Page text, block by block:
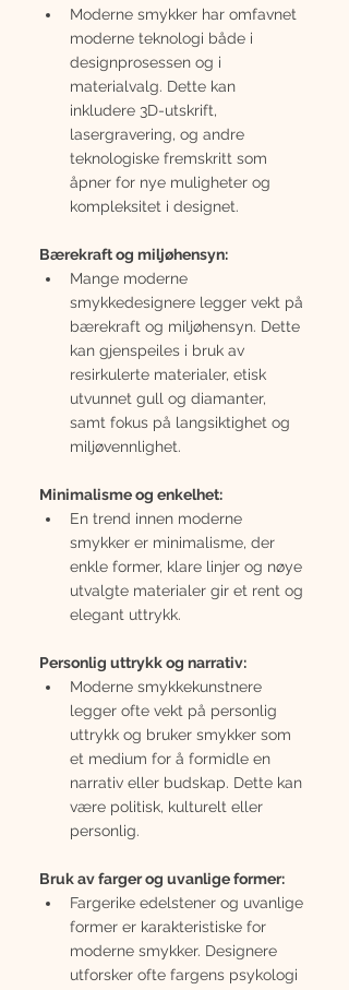
Moderne smykker har omfavnet
moderne teknologi både i
designprosessen og i
materialvalg. Dette kan
inkludere 3D-utskrift,
lasergravering, og andre
teknologiske fremskritt som
åpner for nye muligheter og
kompleksitet i designet.
Bærekraft og miljøhensyn:
Mange moderne
smykkedesignere legger vekt på
bærekraft og miljøhensyn. Dette
kan gjenspeiles i bruk av
resirkulerte materialer, etisk
utvunnet gull og diamanter,
samt fokus på langsiktighet og
miljøvennlighet.
Minimalisme og enkelhet:
En trend innen moderne
smykker er minimalisme, der
enkle former, klare linjer og nøye
utvalgte materialer gir et rent og
elegant uttrykk.
Personlig uttrykk og narrativ:
Moderne smykkekunstnere
legger ofte vekt på personlig
uttrykk og bruker smykker som
et medium for å formidle en
narrativ eller budskap. Dette kan
være politisk, kulturelt eller
personlig.
Bruk av farger og uvanlige former:
Fargerike edelstener og uvanlige
former er karakteristiske for
moderne smykker. Designere
utforsker ofte fargens psykologi